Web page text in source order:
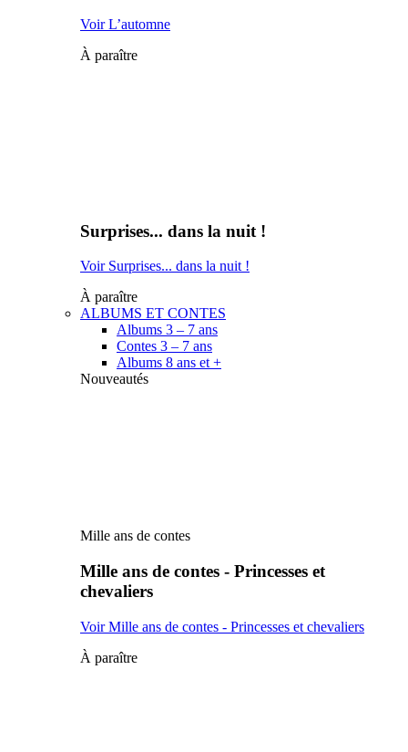
Voir L’automne
À paraître
Surprises... dans la nuit !
Voir Surprises... dans la nuit !
À paraître
ALBUMS ET CONTES
Albums 3 – 7 ans
Contes 3 – 7 ans
Albums 8 ans et +
Nouveautés
Mille ans de contes
Mille ans de contes - Princesses et
chevaliers
Voir Mille ans de contes - Princesses et chevaliers
À paraître